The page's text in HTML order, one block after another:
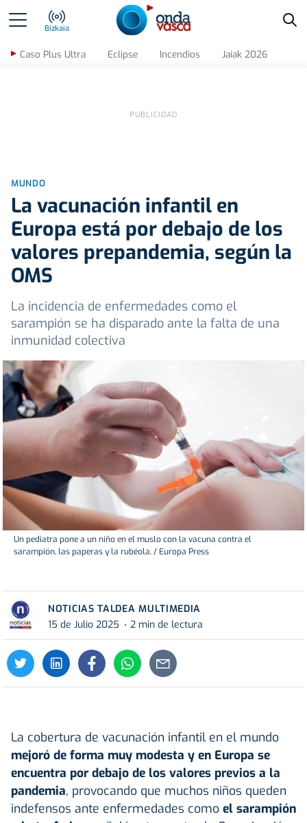
Bizkaia
Caso Plus Ultra Eclipse Incendios Jaiak 2026
MUNDO
La vacunación infantil en
Europa está por debajo de los
valores prepandemia, según la
OMS
La incidencia de enfermedades como el
sarampión se ha disparado ante la falta de una
inmunidad colectiva
Un pediatra pone a un niño en el muslo con la vacuna contra el
sarampión, las paperas y la rubéola. / Europa Press
NOTICIAS TALDEA MULTIMEDIA
15 de Julio 2025
2 min de lectura
La cobertura de vacunación infantil en el mundo
mejoró de forma muy modesta y en Europa se
encuentra por debajo de los valores previos a la
pandemia, provocando que muchos niños queden
indefensos ante enfermedades como el sarampión